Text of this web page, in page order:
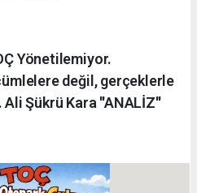
Yönetilemiyor.
değil, gerçeklerle
Şükrü Kara ''ANALİZ''